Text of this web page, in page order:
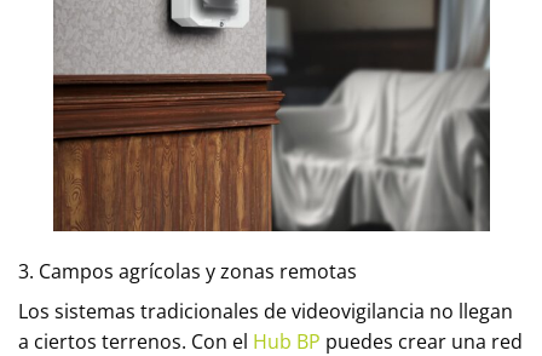
3. Campos agrícolas y zonas remotas
Los sistemas tradicionales de videovigilancia no llegan
a ciertos terrenos. Con el Hub BP puedes crear una red